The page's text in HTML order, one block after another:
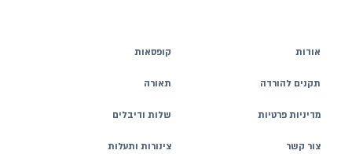
אודות
תקנים להורדה
מדיניות פרטיות
צור קשר
קופסאות
תאורה
שלות ודיבלים
צינורות ותעלות